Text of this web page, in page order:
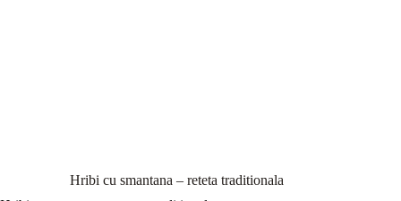
Hribi cu smantana – reteta traditionala